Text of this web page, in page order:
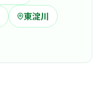
東淀川